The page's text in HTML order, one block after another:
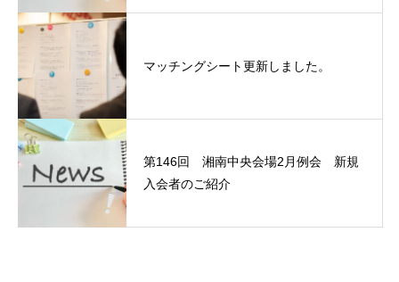
マッチングシート更新しました。
第146回 湘南中央会場2月例会 新規
入会者のご紹介